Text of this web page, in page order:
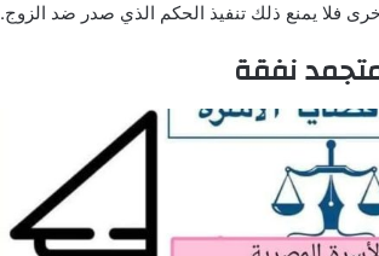
فلا يمنع ذلك تنفيذ الحكم الذي صدر ضد الزوج.
نفقة